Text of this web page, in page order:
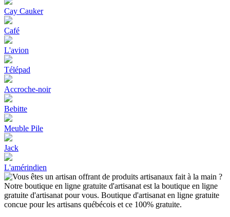
Cay Cauker
Café
L'avion
Télépad
Accroche-noir
Bebitte
Meuble Pile
Jack
L'amérindien